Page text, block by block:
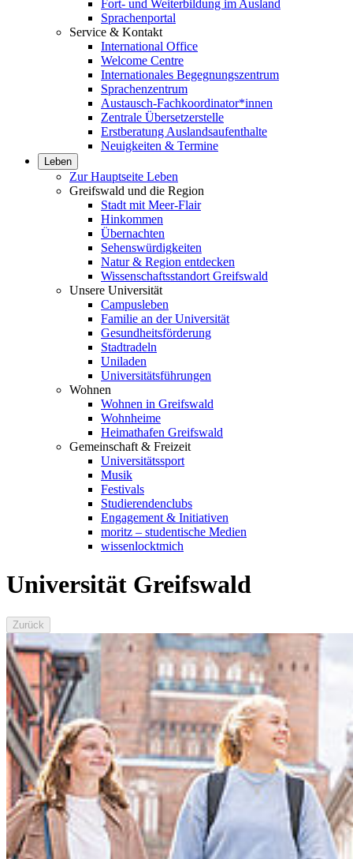
Fort- und Weiterbildung im Ausland
Sprachenportal
Service & Kontakt
International Office
Welcome Centre
Internationales Begegnungszentrum
Sprachenzentrum
Austausch-Fachkoordinator*innen
Zentrale Übersetzerstelle
Erstberatung Auslandsaufenthalte
Neuigkeiten & Termine
Leben
Zur Hauptseite Leben
Greifswald und die Region
Stadt mit Meer-Flair
Hinkommen
Übernachten
Sehenswürdigkeiten
Natur & Region entdecken
Wissenschaftsstandort Greifswald
Unsere Universität
Campusleben
Familie an der Universität
Gesundheitsförderung
Stadtradeln
Uniladen
Universitätsführungen
Wohnen
Wohnen in Greifswald
Wohnheime
Heimathafen Greifswald
Gemeinschaft & Freizeit
Universitätssport
Musik
Festivals
Studierendenclubs
Engagement & Initiativen
moritz – studentische Medien
wissenlocktmich
Universität Greifswald
Zurück